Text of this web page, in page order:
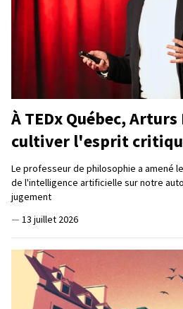
À TEDx Québec,
cultiver l'esprit
Le professeur de philosophie a amené
de l'intelligence artificielle sur notre
jugement
— 13 juillet 2026